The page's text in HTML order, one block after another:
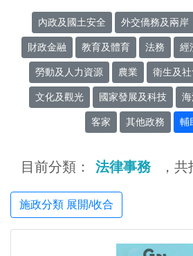
內政及國土安全 外交僑務及兩岸
財政金融 教育及體育 法務 經
勞動及人力資源 農業 衛生及
文化及觀光 國家發展及科技
客家 其他政務 輔
目前分類： 法律事務 ，共
施政分類 展開/收合